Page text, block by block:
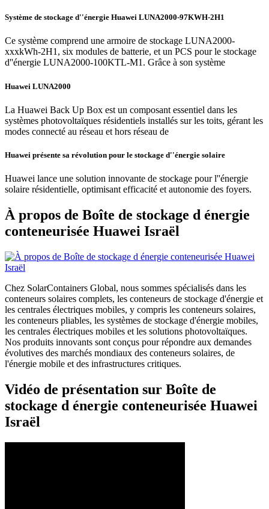
Système de stockage d''énergie Huawei LUNA2000-97KWH-2H1
Ce système comprend une armoire de stockage LUNA2000-
xxxkWh-2H1, six modules de batterie, et un PCS pour le stockage
d''énergie LUNA2000-100KTL-M1. Grâce à son système
Huawei LUNA2000
La Huawei Back Up Box est un composant essentiel dans les
systèmes photovoltaïques résidentiels installés sur les toits, gérant les
modes connecté au réseau et hors réseau de
Huawei présente sa révolution pour le stockage d''énergie solaire
Huawei lance une solution innovante de stockage pour l''énergie
solaire résidentielle, optimisant efficacité et autonomie des foyers.
À propos de Boîte de stockage d énergie
conteneurisée Huawei Israël
Chez SolarContainers Global, nous sommes spécialisés dans les
conteneurs solaires complets, les conteneurs de stockage d'énergie et
les centrales électriques mobiles, y compris les conteneurs solaires,
les conteneurs pliables, les systèmes de stockage d'énergie mobiles,
les centrales électriques mobiles et les solutions photovoltaïques.
Nos produits innovants sont conçus pour répondre aux demandes
évolutives des marchés mondiaux des conteneurs solaires, de
l'énergie mobile et des infrastructures critiques.
Vidéo de présentation sur Boîte de
stockage d énergie conteneurisée Huawei
Israël